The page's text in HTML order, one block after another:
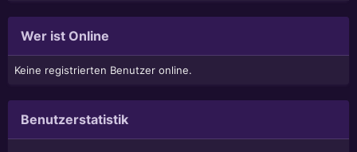
Wer ist Online
Keine registrierten Benutzer online.
Benutzerstatistik